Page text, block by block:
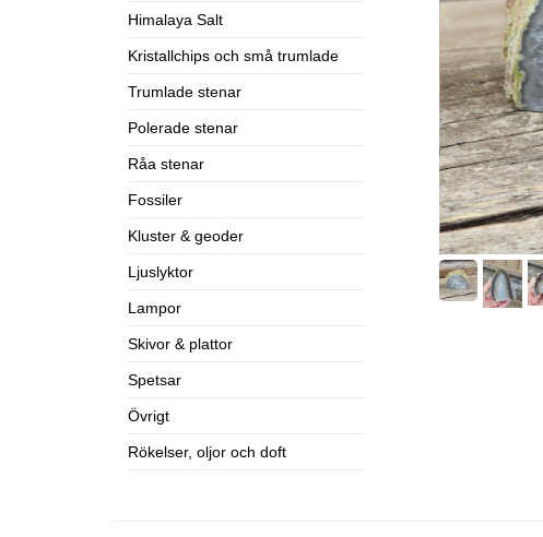
Himalaya Salt
Kristallchips och små trumlade
Trumlade stenar
Polerade stenar
Råa stenar
Fossiler
Kluster & geoder
Ljuslyktor
Lampor
Skivor & plattor
Spetsar
Övrigt
Rökelser, oljor och doft